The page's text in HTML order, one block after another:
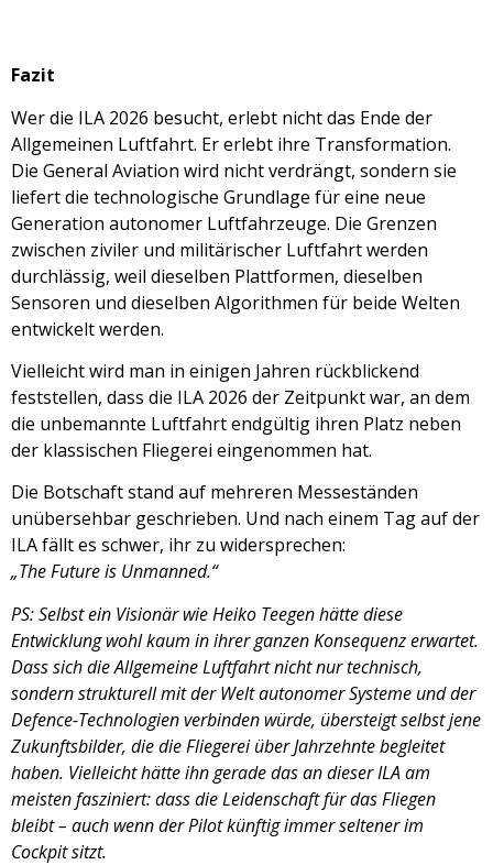
Fazit
Wer die ILA 2026 besucht, erlebt nicht das Ende der
Allgemeinen Luftfahrt. Er erlebt ihre Transformation.
Die General Aviation wird nicht verdrängt, sondern sie
liefert die technologische Grundlage für eine neue
Generation autonomer Luftfahrzeuge. Die Grenzen
zwischen ziviler und militärischer Luftfahrt werden
durchlässig, weil dieselben Plattformen, dieselben
Sensoren und dieselben Algorithmen für beide Welten
entwickelt werden.
Vielleicht wird man in einigen Jahren rückblickend
feststellen, dass die ILA 2026 der Zeitpunkt war, an dem
die unbemannte Luftfahrt endgültig ihren Platz neben
der klassischen Fliegerei eingenommen hat.
Die Botschaft stand auf mehreren Messeständen
unübersehbar geschrieben. Und nach einem Tag auf der
ILA fällt es schwer, ihr zu widersprechen:
„The Future is Unmanned.“
PS: Selbst ein Visionär wie Heiko Teegen hätte diese
Entwicklung wohl kaum in ihrer ganzen Konsequenz erwartet.
Dass sich die Allgemeine Luftfahrt nicht nur technisch,
sondern strukturell mit der Welt autonomer Systeme und der
Defence-Technologien verbinden würde, übersteigt selbst jene
Zukunftsbilder, die die Fliegerei über Jahrzehnte begleitet
haben. Vielleicht hätte ihn gerade das an dieser ILA am
meisten fasziniert: dass die Leidenschaft für das Fliegen
bleibt – auch wenn der Pilot künftig immer seltener im
Cockpit sitzt.